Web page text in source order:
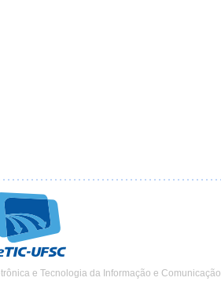
e Tecnologia da Informação e Comunicação